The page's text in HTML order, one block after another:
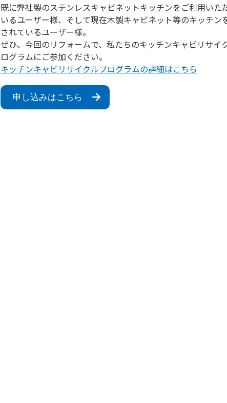
既に弊社製のステンレスキャビネットキッチンをご利用いた
いるユーザー様、そして現在木製キャビネット等のキッチン
されているユーザー様。
ぜひ、今回のリフォームで、私たちのキッチンキャビリサイ
ログラムにご参加ください。
キッチンキャビリサイクルプログラムの詳細はこちら
申し込みはこちら